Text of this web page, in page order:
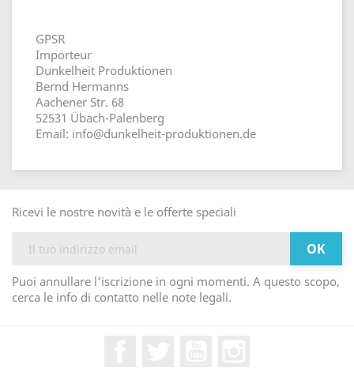
GPSR
Importeur
Dunkelheit Produktionen
Bernd Hermanns
Aachener Str. 68
52531 Übach-Palenberg
Email: info@dunkelheit-produktionen.de
Ricevi le nostre novità e le offerte speciali
Puoi annullare l'iscrizione in ogni momenti. A questo scopo,
cerca le info di contatto nelle note legali.